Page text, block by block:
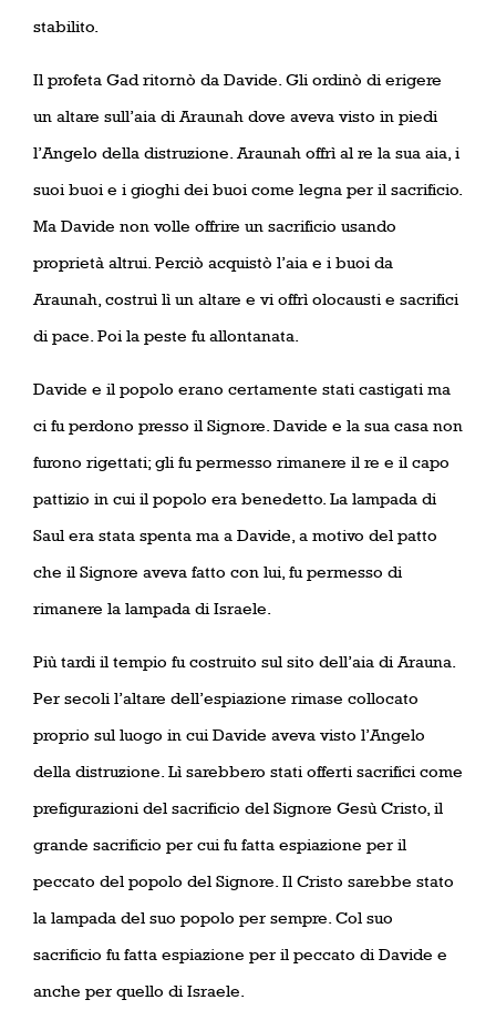
stabilito.
Il profeta Gad ritornò da Davide. Gli ordinò di erigere
un altare sull’aia di Araunah dove aveva visto in piedi
l’Angelo della distruzione. Araunah offrì al re la sua aia, i
suoi buoi e i gioghi dei buoi come legna per il sacrificio.
Ma Davide non volle offrire un sacrificio usando
proprietà altrui. Perciò acquistò l’aia e i buoi da
Araunah, costruì lì un altare e vi offrì olocausti e sacrifici
di pace. Poi la peste fu allontanata.
Davide e il popolo erano certamente stati castigati ma
ci fu perdono presso il Signore. Davide e la sua casa non
furono rigettati; gli fu permesso rimanere il re e il capo
pattizio in cui il popolo era benedetto. La lampada di
Saul era stata spenta ma a Davide, a motivo del patto
che il Signore aveva fatto con lui, fu permesso di
rimanere la lampada di Israele.
Più tardi il tempio fu costruito sul sito dell’aia di Arauna.
Per secoli l’altare dell’espiazione rimase collocato
proprio sul luogo in cui Davide aveva visto l’Angelo
della distruzione. Lì sarebbero stati offerti sacrifici come
prefigurazioni del sacrificio del Signore Gesù Cristo, il
grande sacrificio per cui fu fatta espiazione per il
peccato del popolo del Signore. Il Cristo sarebbe stato
la lampada del suo popolo per sempre. Col suo
sacrificio fu fatta espiazione per il peccato di Davide e
anche per quello di Israele.